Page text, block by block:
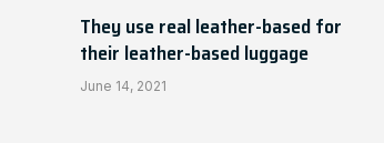
They use real leather-based for
their leather-based luggage
June 14, 2021